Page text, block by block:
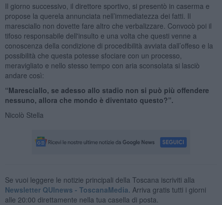
Il giorno successivo, il direttore sportivo, si presentò in caserma e
propose la querela annunciata nell’immediatezza dei fatti. Il
maresciallo non dovette fare altro che verbalizzare. Convocò poi il
tifoso responsabile dell'insulto e una volta che questi venne a
conoscenza della condizione di procedibilità avviata dall’offeso e la
possibilità che questa potesse sfociare con un processo,
meravigliato e nello stesso tempo con aria sconsolata si lasciò
andare così:
“Maresciallo, se adesso allo stadio non si può più offendere
nessuno, allora che mondo è diventato questo?”.
Nicolò Stella
Se vuoi leggere le notizie principali della Toscana iscriviti alla
Newsletter QUInews - ToscanaMedia. Arriva gratis tutti i giorni
alle 20:00 direttamente nella tua casella di posta.